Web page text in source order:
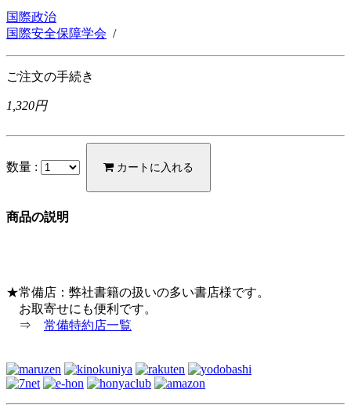
国際政治
国際安全保障学会 /
ご注文の手続き
1,320円
数量 : カートに入れる
商品の説明
★常備店：弊社書籍の扱いの多い書店様です。
お取寄せにも便利です。
⇒ 常備特約店一覧